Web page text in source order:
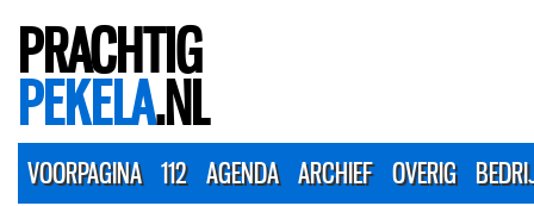
PRACHTIG
PEKELA.NL
VOORPAGINA 112 AGENDA ARCHIEF OVERIG